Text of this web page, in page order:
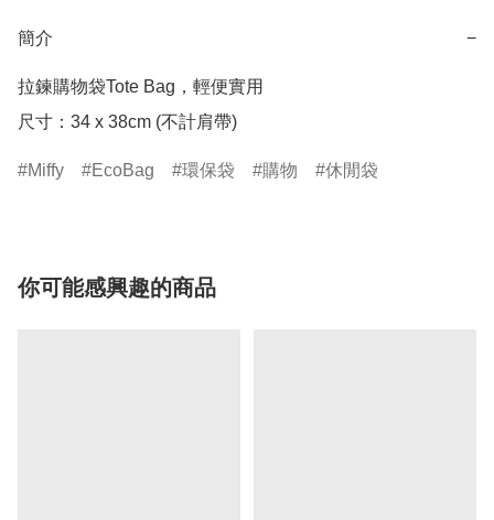
簡介 −
拉鍊購物袋Tote Bag，輕便實用
尺寸：34 x 38cm (不計肩帶)
Miffy EcoBag 環保袋 購物 休閒袋
你可能感興趣的商品